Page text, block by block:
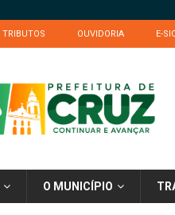
TRIBUTOS OUVIDORIA E-
O MUNICÍPIO